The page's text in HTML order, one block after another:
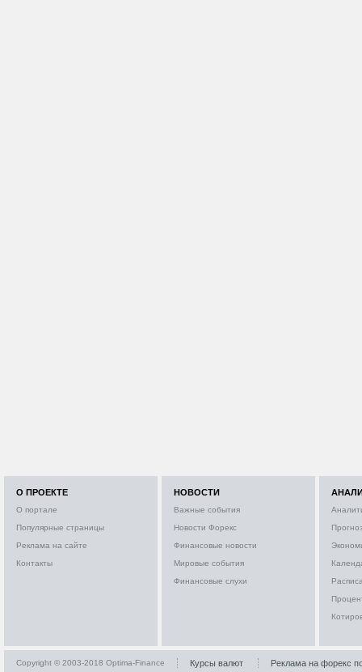
О ПРОЕКТЕ
О портале
Популярные страницы
Реклама на сайте
Контакты
НОВОСТИ
Важные события
Новости Форекс
Финансовые новости
Мировые события
Финансовые слухи
Copyright © 2003-2018 Optima-Finance Курсы валют Реклама на форекс